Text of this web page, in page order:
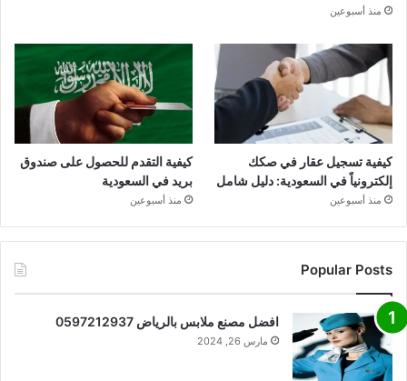
منذ أسبوعين
كيفية تسجيل عقار في صكك
إلكترونياً في السعودية: دليل شامل
منذ أسبوعين
كيفية التقدم للحصول على صندوق
بريد في السعودية
منذ أسبوعين
Popular Posts
افضل مصنع ملابس بالرياض 0597212937
مارس 26, 2024